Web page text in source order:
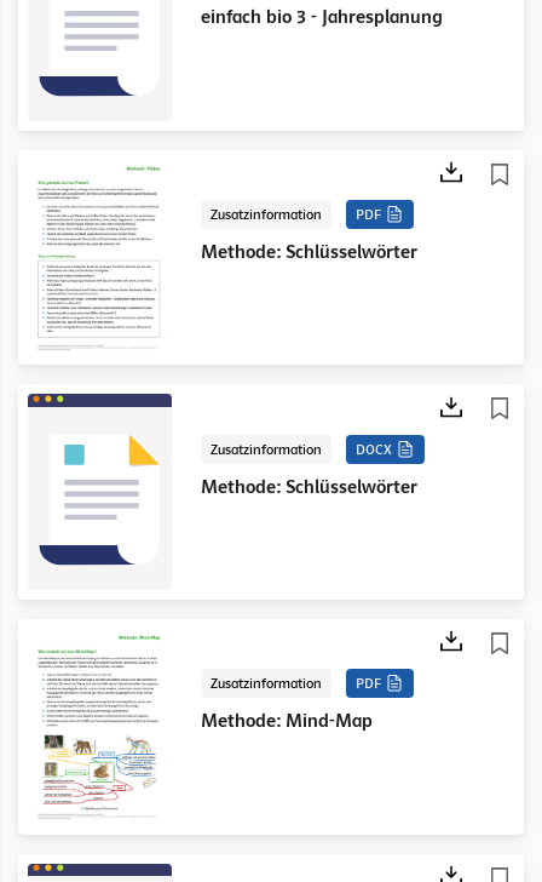
einfach bio 3 - Jahresplanung
Zusatzinformation PDF
Methode: Schlüsselwörter
Zusatzinformation DOCX
Methode: Schlüsselwörter
Zusatzinformation PDF
Methode: Mind-Map